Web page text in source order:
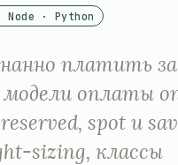
Node · Python
платить
оплаты
spot и
sizing, классы